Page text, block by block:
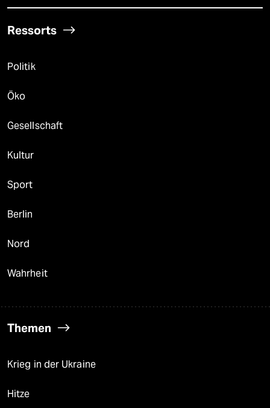
Ressorts
Politik
Öko
Gesellschaft
Kultur
Sport
Berlin
Nord
Wahrheit
Themen
Krieg in der Ukraine
Hitze